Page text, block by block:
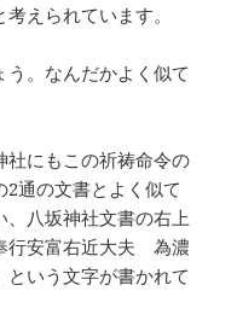
えられています。
。なんだかよく似て
社にもこの祈祷命令の
通の文書とよく似て
八坂神社文書の右上
行安富右近大夫 為濃
いう文字が書かれて